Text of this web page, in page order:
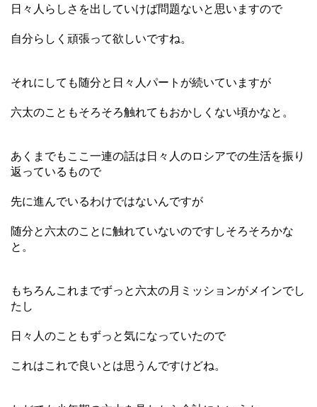
日々人らしさを出していけば問題ないと思いますので
自分らしく頑張って欲しいですね。
それにしても随分と日々人パートが続いていますが
六太のこともそろそろ触れてもおかしくない頃かなと。
あくまでもここ一連の話は日々人のロシアでの生活を振り
返っているもので
先に進んでいるわけではないんですが
随分と六太のことに触れていないのですしそろそろかな
と。
もちろんこれまでずっと六太の月ミッションがメインでし
たし
日々人のこともずっと気になっていたので
これはこれで良いとは思うんですけどね。